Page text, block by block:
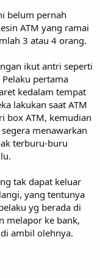
belum pernah
ATM yang ramai
3 atau 4 orang.
ikut antri seperti
pertama
kedalam tempat
lakukan saat ATM
box ATM, kemudian
menawarkan
terburu-buru
tak dapat keluar
yang tentunya
yg berada di
melapor ke bank,
ambil olehnya.